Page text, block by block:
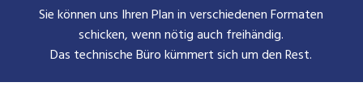
Sie können uns Ihren Plan in verschiedenen Formaten
schicken, wenn nötig auch freihändig.
Das technische Büro kümmert sich um den Rest.